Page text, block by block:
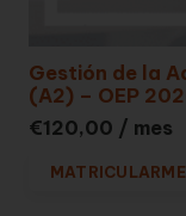
Gestión de la
(A2) – OEP
€120,00 / mes
MATRICULARME